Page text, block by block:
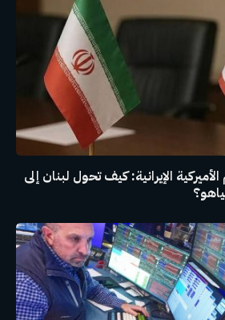
الإيرانية: كيف تحول لبنان إلى